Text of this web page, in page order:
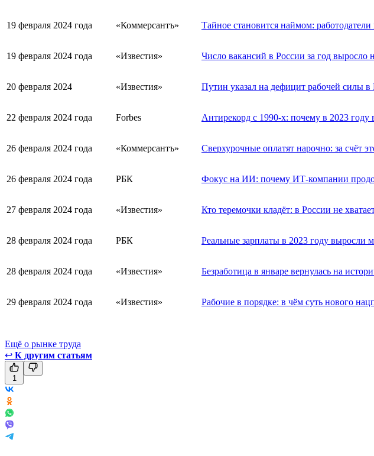
19 февраля 2024 года «Коммерсантъ» Тайное становится наймом:
19 февраля 2024 года «Известия» Число вакансий в России за год выросло
20 февраля 2024 «Известия» Путин указал на дефицит рабочей силы
22 февраля 2024 года Forbes Антирекорд с 1990-х: почему в 2023
26 февраля 2024 года «Коммерсантъ» Сверхурочные оплатят нарочно: за счёт
26 февраля 2024 года РБК Фокус на ИИ: почему ИТ-компании
27 февраля 2024 года «Известия» Кто теремочки кладёт: в России не
28 февраля 2024 года РБК Реальные зарплаты в 2023 году выросли
28 февраля 2024 года «Известия» Безработица в январе вернулась на
29 февраля 2024 года «Известия» Рабочие в порядке: в чём суть нового
Ещё о рынке труда
↩ К другим статьям
1